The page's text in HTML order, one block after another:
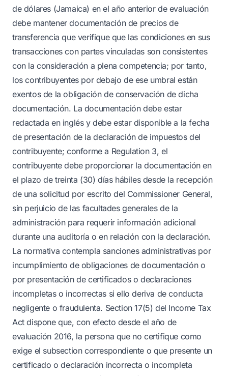
de dólares (Jamaica) en el año anterior de evaluación
debe mantener documentación de precios de
transferencia que verifique que las condiciones en sus
transacciones con partes vinculadas son consistentes
con la consideración a plena competencia; por tanto,
los contribuyentes por debajo de ese umbral están
exentos de la obligación de conservación de dicha
documentación. La documentación debe estar
redactada en inglés y debe estar disponible a la fecha
de presentación de la declaración de impuestos del
contribuyente; conforme a Regulation 3, el
contribuyente debe proporcionar la documentación en
el plazo de treinta (30) días hábiles desde la recepción
de una solicitud por escrito del Commissioner General,
sin perjuicio de las facultades generales de la
administración para requerir información adicional
durante una auditoría o en relación con la declaración.
La normativa contempla sanciones administrativas por
incumplimiento de obligaciones de documentación o
por presentación de certificados o declaraciones
incompletas o incorrectas si ello deriva de conducta
negligente o fraudulenta. Section 17(5) del Income Tax
Act dispone que, con efecto desde el año de
evaluación 2016, la persona que no certifique como
exige el subsection correspondiente o que presente un
certificado o declaración incorrecta o incompleta